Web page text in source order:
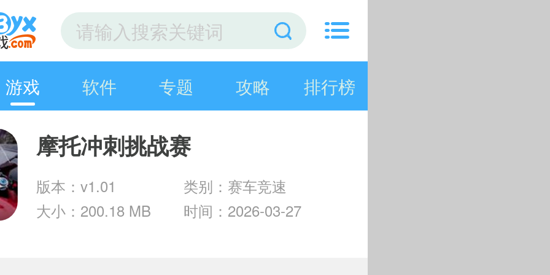
游戏 软件 专题 攻略 排行榜
摩托冲刺挑战赛
版本：v1.01
类别：赛车竞速
大小：200.18 MB
时间：2026-03-27